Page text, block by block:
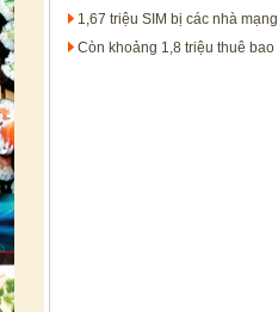
1,67 triệu SIM bị các nhà
Còn khoảng 1,8 triệu thuê